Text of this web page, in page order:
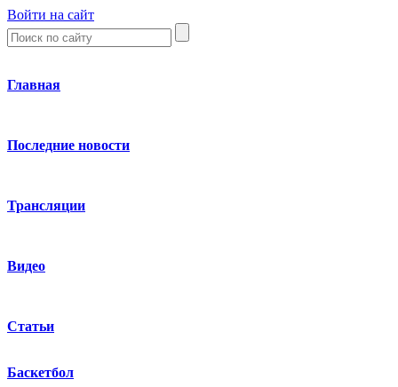
Войти на сайт
Главная
Последние новости
Трансляции
Видео
Статьи
Баскетбол